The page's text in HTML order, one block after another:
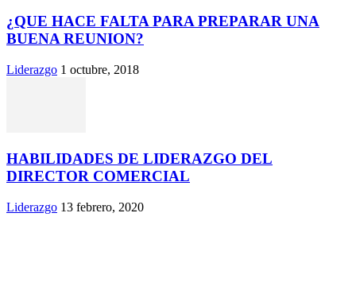
¿QUE HACE FALTA PARA PREPARAR UNA
BUENA REUNION?
Liderazgo 1 octubre, 2018
HABILIDADES DE LIDERAZGO DEL
DIRECTOR COMERCIAL
Liderazgo 13 febrero, 2020